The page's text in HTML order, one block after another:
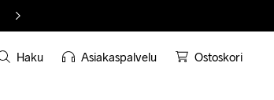
Haku Asiakaspalvelu Ostoskori